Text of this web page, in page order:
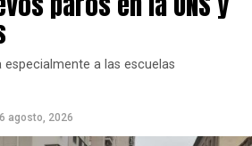
especialmente a las escuelas
6 agosto, 2026